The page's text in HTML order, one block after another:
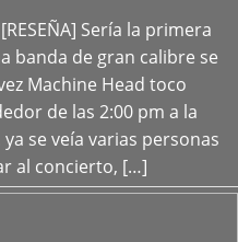
Sería la primera
banda de gran calibre se
Machine Head toco
de las 2:00 pm a la
se veía varias personas
al concierto, […]